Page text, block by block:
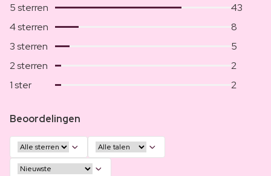
5 sterren
43
4 sterren
8
3 sterren
5
2 sterren
2
1 ster
2
Beoordelingen